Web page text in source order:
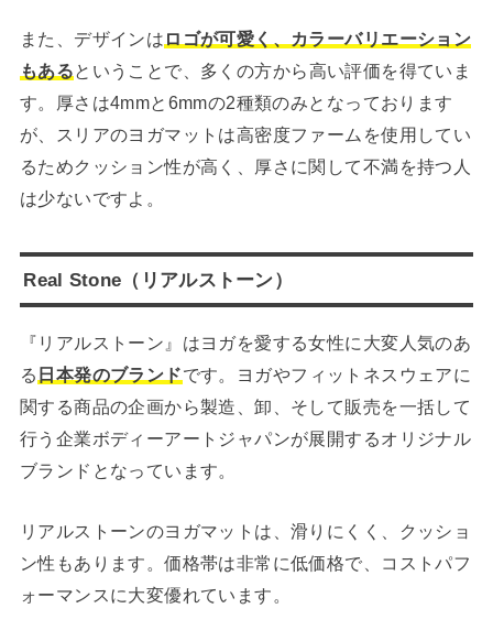
また、デザインは ロゴが可愛く、カラーバリエーション
もある ということで、多くの方から高い評価を得ていま
す。厚さは4mmと6mmの2種類のみとなっております
が、スリアのヨガマットは高密度ファームを使用してい
るためクッション性が高く、厚さに関して不満を持つ人
は少ないですよ。
Real Stone（リアルストーン）
『リアルストーン』はヨガを愛する女性に大変人気のあ
る 日本発のブランドです。ヨガやフィットネスウェアに
関する商品の企画から製造、卸、そして販売を一括して
行う企業ボディーアートジャパンが展開するオリジナル
ブランドとなっています。
リアルストーンのヨガマットは、滑りにくく、クッショ
ン性もあります。価格帯は非常に低価格で、コストパフ
ォーマンスに大変優れています。